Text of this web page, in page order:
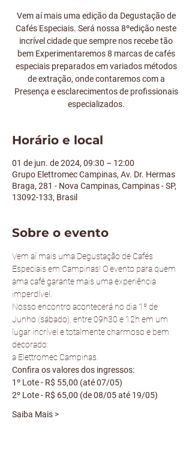
Vem aí mais uma edição da Degustação de
Cafés Especiais. Será nossa 8ºedição neste
incrível cidade que sempre nos recebe tão
bem Experimentaremos 8 marcas de cafés
especiais preparados em variados métodos
de extração, onde contaremos com a
Presença e esclarecimentos de profissionais
especializados.
Horário e local
01 de jun. de 2024, 09:30 – 12:00
Grupo Elettromec Campinas, Av. Dr. Hermas
Braga, 281 - Nova Campinas, Campinas - SP,
13092-133, Brasil
Sobre o evento
Vem aí mais uma Degustação de Cafés
Especiais em Campinas! O evento para quem
ama café garante mais uma experiência
imperdível.
Nosso encontro acontecerá no dia 1º de
Junho (sábado), entre 09h30 e 12h em um
lugar incrível e totalmente charmoso e bem
decorado:
a Elettromec Campinas.
Confira os valores dos ingressos:
1º Lote - R$ 55,00 (até 07/05)
2º Lote - R$ 65,00 (de 08/05 até 19/05)
Saiba Mais >